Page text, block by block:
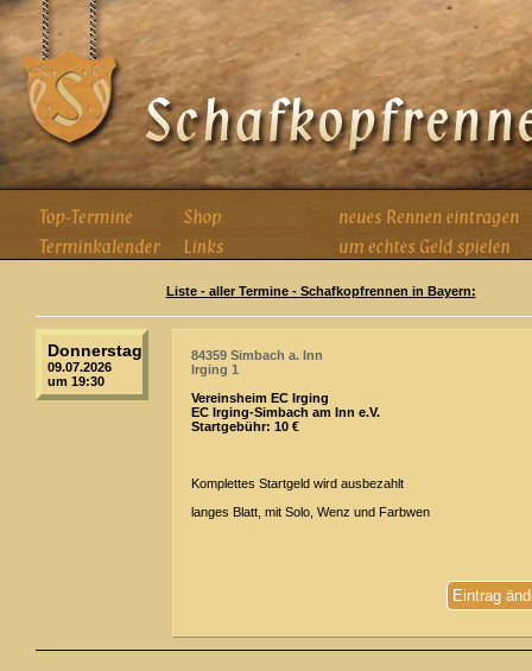
Liste - aller Termine - Schafkopfrennen in Bayern:
Donnerstag
09.07.2026
um 19:30
84359 Simbach a. Inn
Irging 1
Vereinsheim EC Irging
EC Irging-Simbach am Inn e.V.
Startgebühr: 10 €
Komplettes Startgeld wird ausbezahlt
langes Blatt, mit Solo, Wenz und Farbwen
Eintrag